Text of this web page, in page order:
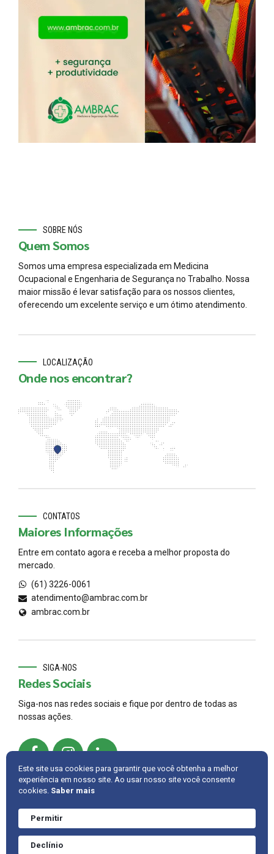
SOBRE NÓS
Quem Somos
Somos uma empresa especializada em Medicina
Ocupacional e Engenharia de Segurança no Trabalho. Nossa
maior missão é levar satisfação para os nossos clientes,
oferecendo um excelente serviço e um ótimo atendimento.
LOCALIZAÇÃO
Onde nos encontrar?
CONTATOS
Maiores Informações
Entre em contato agora e receba a melhor proposta do
mercado.
(61) 3226-0061
atendimento@ambrac.com.br
ambrac.com.br
SIGA-NOS
Redes Sociais
Siga-nos nas redes sociais e fique por dentro de todas as
nossas ações.
INTRANET
Este site usa cookies para garantir que você obtenha a melhor
experiência em nosso site. Ao usar nosso site você consente
cookies. Saber mais
Permitir
Declínio
Precisa de ajuda?
Converve agora